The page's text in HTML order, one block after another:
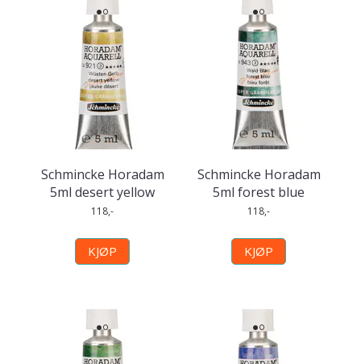
Schmincke Horadam
5ml desert yellow
118,-
KJØP
Schmincke Horadam
5ml forest blue
118,-
KJØP